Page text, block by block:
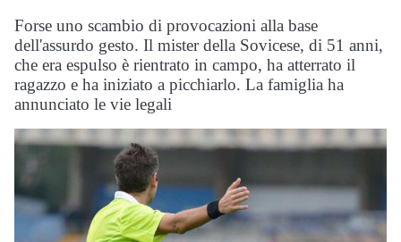
Forse uno scambio di provocazioni alla base
dell'assurdo gesto. Il mister della Sovicese, di 51 anni,
che era espulso è rientrato in campo, ha atterrato il
ragazzo e ha iniziato a picchiarlo. La famiglia ha
annunciato le vie legali